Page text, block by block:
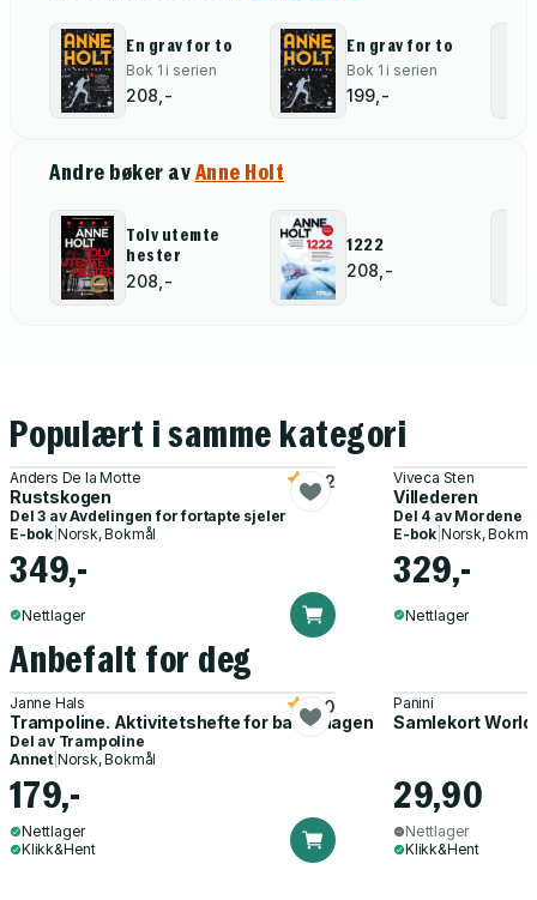
En grav for to
Bok 1 i serien
208,-
En grav for to
Bok 1 i serien
199,-
Andre bøker avAnne Holt
Tolv utemte
hester
208,-
1222
208,-
Populært i samme kategori
Anders De la Motte
Rustskogen
4.2
Del 3 avAvdelingen for fortapte sjeler
E-bok Norsk, Bokmål
349,-
Nettlager
Viveca Sten
Villederen
Del 4 av Mordene i
E-bok| Norsk,
329,-
Nettlager
Anbefalt for deg
Janne Hals
Trampoline. Aktivitetshefte for barnehagen
5.0
Del av Trampoline
Annet Norsk, Bokmål
179,-
Nettlager
Klikk&Hent
Panini
Samlekort
29,90
Nettlager
Klikk&Hent